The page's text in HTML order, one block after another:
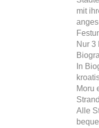
mit
Nur 3
In
Moru
Alle